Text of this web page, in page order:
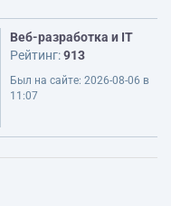
Веб-разработка и IT
Рейтинг:913
Был на сайте: 2026-08-06 в
11:07